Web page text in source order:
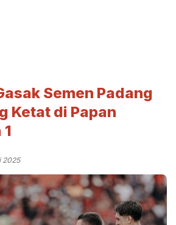
Semen Padang
Ketat di Papan
2025